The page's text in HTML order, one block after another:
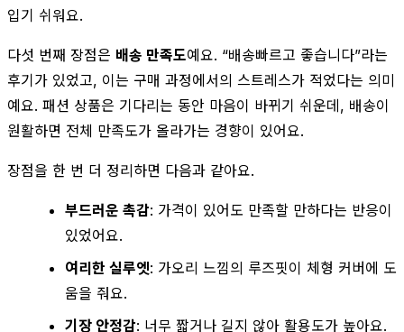
입기 쉬워요.
다섯 번째 장점은 배송 만족도예요. “배송빠르고 좋습니다”라는
후기가 있었고, 이는 구매 과정에서의 스트레스가 적었다는 의미
예요. 패션 상품은 기다리는 동안 마음이 바뀌기 쉬운데, 배송이
원활하면 전체 만족도가 올라가는 경향이 있어요.
장점을 한 번 더 정리하면 다음과 같아요.
부드러운 촉감: 가격이 있어도 만족할 만하다는 반응이
있었어요.
여리한 실루엣: 가오리 느낌의 루즈핏이 체형 커버에 도
움을 줘요.
기장 안정감: 너무 짧거나 길지 않아 활용도가 높아요.